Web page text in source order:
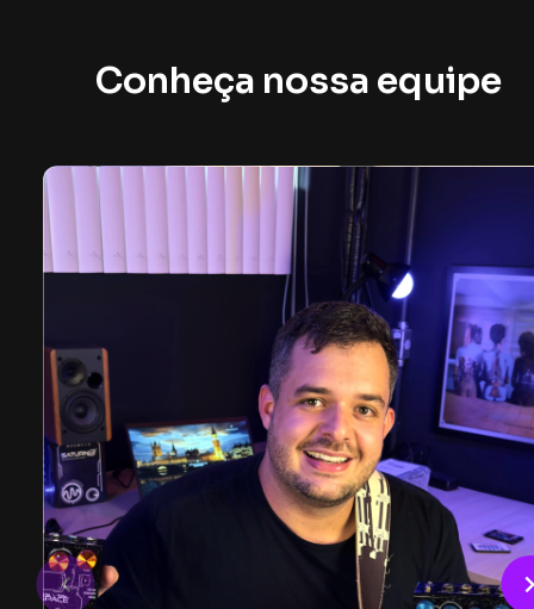
Conheça nossa equipe